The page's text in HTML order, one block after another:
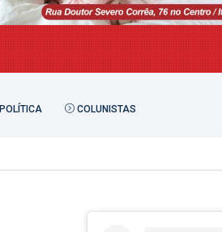
POLÍTICA COLUNISTAS